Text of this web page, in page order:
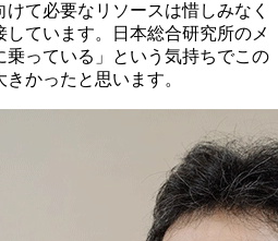
て必要なリソースは惜しみなく
ています。日本総合研究所のメ
乗っている」という気持ちでこの
かったと思います。